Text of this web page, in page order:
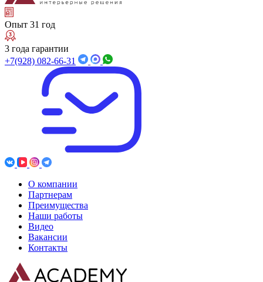
Опыт 31 год
3 года гарантии
+7(928) 082-66-31
О компании
Партнерам
Преимущества
Наши работы
Видео
Вакансии
Контакты